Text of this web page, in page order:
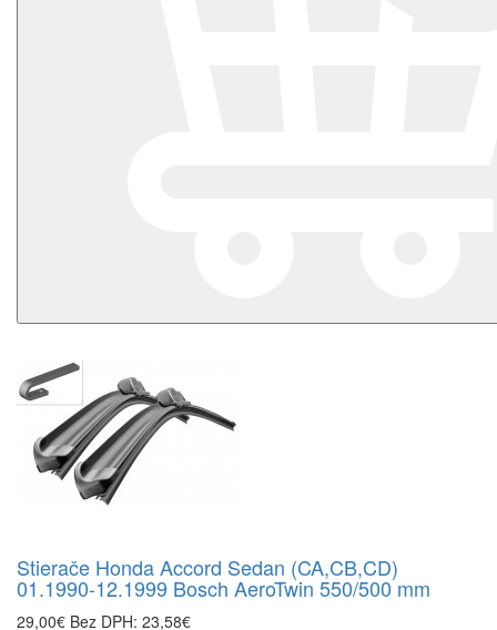
Stierače Honda Accord Sedan (CA,CB,CD)
01.1990-12.1999 Bosch AeroTwin 550/500 mm
29,00€ Bez DPH: 23,58€